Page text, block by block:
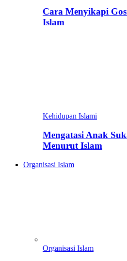
Cara Menyikapi
Islam
Kehidupan Islami
Mengatasi Anak
Menurut Islam
Organisasi Islam
Organisasi Islam